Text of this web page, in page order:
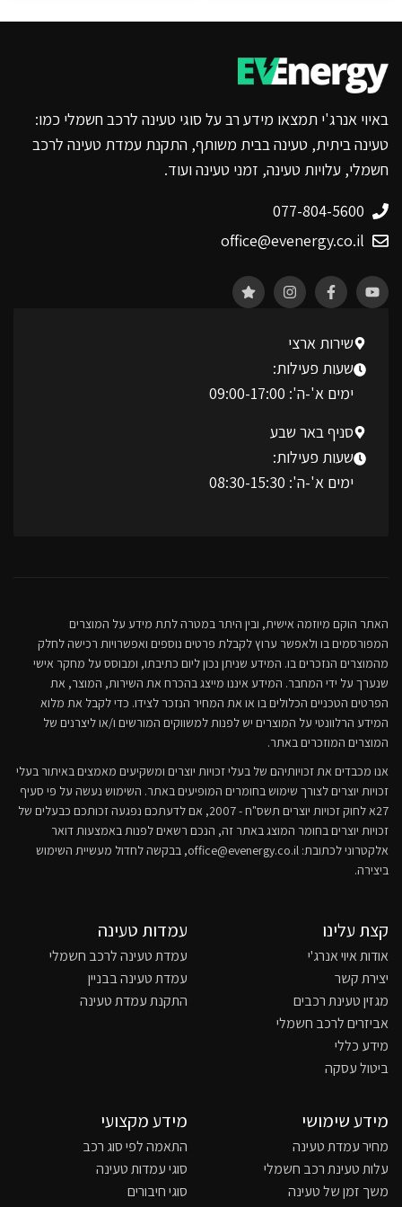
באיוי אנרג'י תמצאו מידע רב על סוגי טעינה לרכב חשמלי כמו:
טעינה ביתית, טעינה בבית משותף, התקנת עמדת טעינה לרכב
חשמלי, עלויות טעינה, זמני טעינה ועוד.
077-804-5600
office@evenergy.co.il
שירות ארצי
שעות פעילות:
ימים א'-ה': 09:00-17:00
סניף באר שבע
שעות פעילות:
ימים א'-ה': 08:30-15:30
האתר הוקם מיוזמה אישית, ובין היתר במטרה לתת מידע על המוצרים
המפורסמים בו ולאפשר ערוץ לקבלת פרטים נוספים ואפשרויות רכישה לחלק
מהמוצרים הנזכרים בו. המידע שניתן נכון ליום כתיבתו, ומבוסס על מחקר אישי
שנערך על ידי המחבר. המידע איננו מייצג בהכרח את השירות, המוצר, את
הפרטים הטכניים הכלולים בו או את המחיר הנזכר לצידו. כדי לקבל את מלוא
המידע הרלוונטי על המוצרים יש לפנות למשווקים המורשים ו/או ליצרנים של
המוצרים המוזכרים באתר.
אנו מכבדים את זכויותיהם של בעלי זכויות יוצרים ומשקיעים מאמצים באיתור בעלי
זכויות יוצרים לצורך שימוש בחומרים המופיעים באתר. השימוש נעשה על פי סעיף
27א לחוק זכויות יוצרים תשס"ח - 2007, אם לדעתכם נפגעה זכותכם כבעלים של
זכויות יוצרים בחומר המוצג באתר זה, הנכם רשאים לפנות באמצעות דואר
אלקטרוני לכתובת: office@evenergy.co.il, בבקשה לחדול מעשיית השימוש
ביצירה.
קצת עלינו
אודות איוי אנרג'י
יצירת קשר
מגזין טעינת רכבים
אביזרים לרכב חשמלי
מידע כללי
ביטול עסקה
עמדות טעינה
עמדת טעינה לרכב חשמלי
עמדת טעינה בבניין
התקנת עמדת טעינה
מידע שימושי
מחיר עמדת טעינה
עלות טעינת רכב חשמלי
משך זמן של טעינה
מידע מקצועי
התאמה לפי סוג רכב
סוגי עמדות טעינה
סוגי חיבורים